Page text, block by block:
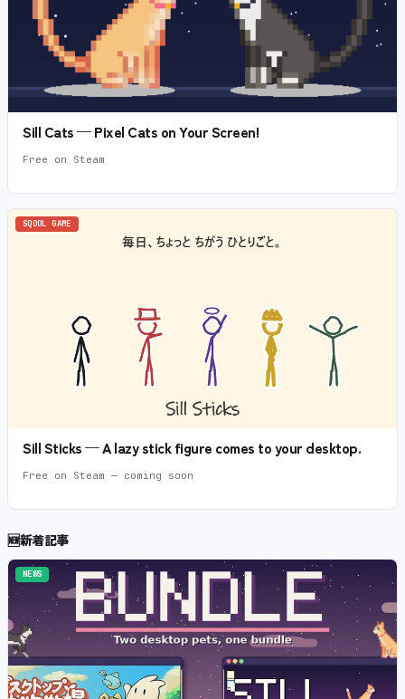
Sill Cats — Pixel Cats on Your Screen!
Free on Steam
SQOOL GAME
Sill Sticks — A lazy stick figure comes to your desktop.
Free on Steam — coming soon
🆕新着記事
NEWS